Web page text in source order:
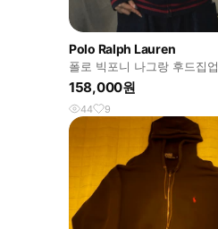
Polo Ralph Lauren
폴로 빅포니 나그랑 후드집업
158,000원
44 9